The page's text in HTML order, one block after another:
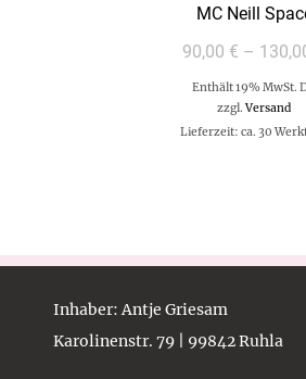
MC Neill
90,00 € –
Enthält 19% MwSt.
zzgl.Versand
Lieferzeit: ca. 30
Inhaber: Antje Griesam
Karolinenstr. 79 | 99842 Ruhla